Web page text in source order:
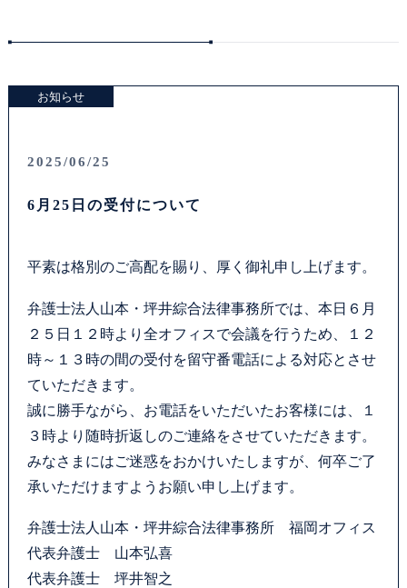
お客様の声
採用情報
アクセス
法律問題コラム
カウンセリング
法律相談継続サポートプラン
よくあるご質問
リモート相談
お知らせ
2025/06/25
6月25日の受付について
平素は格別のご高配を賜り、厚く御礼申し上げます。
弁護士法人山本・坪井綜合法律事務所では、本日６月
２５日１２時より全オフィスで会議を行うため、１２
時～１３時の間の受付を留守番電話による対応とさせ
ていただきます。
誠に勝手ながら、お電話をいただいたお客様には、１
３時より随時折返しのご連絡をさせていただきます。
みなさまにはご迷惑をおかけいたしますが、何卒ご了
承いただけますようお願い申し上げます。
弁護士法人山本・坪井綜合法律事務所 福岡オフィス
代表弁護士 山本弘喜
代表弁護士 坪井智之